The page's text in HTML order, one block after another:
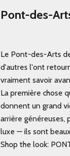
Pont-des-
Le Pont-des-Arts
d'autres l'ont
vraiment savoir
La première chose
donnent un grand
arrière généreuses,
luxe — ils sont
Shop the look: